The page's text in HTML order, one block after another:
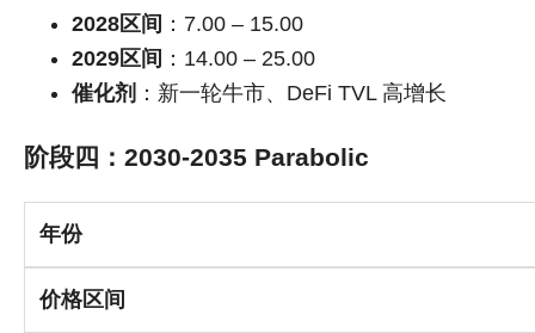
2028区间 ：7.00 – 15.00
2029区间 ：14.00 – 25.00
催化剂 ：新一轮牛市、DeFi TVL 高增长
阶段四：2030-2035 Parabolic
年份
价格区间